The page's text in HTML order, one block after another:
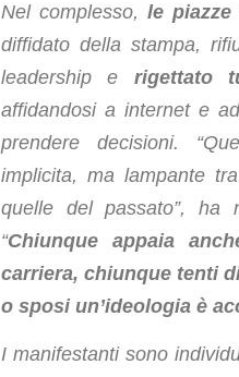
Nel complesso, le
diffidato della stampa,
leadership e rigettato
affidandosi a internet e
prendere decisioni.
implicita, ma lampante
quelle del passato”, ha
“Chiunque appaia
carriera, chiunque tenti
o sposi un’ideologia è
I manifestanti sono